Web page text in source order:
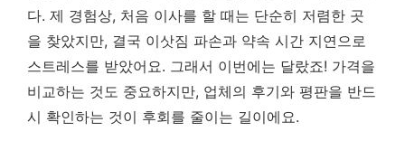
다. 제 경험상, 처음 이사를 할 때는 단순히 저렴한 곳
을 찾았지만, 결국 이삿짐 파손과 약속 시간 지연으로
스트레스를 받았어요. 그래서 이번에는 달랐죠! 가격을
비교하는 것도 중요하지만, 업체의 후기와 평판을 반드
시 확인하는 것이 후회를 줄이는 길이에요.